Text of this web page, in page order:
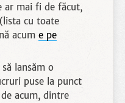
ar mai fi de făcut,
cu toate
acum e pe
lansăm o
puse la punct
acum, dintre